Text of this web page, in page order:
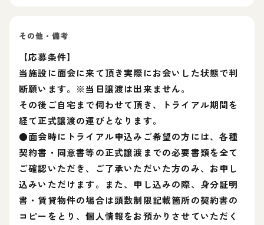
その他・備考
【応募条件】
当施設に面会に来て頂き実際にお会いした状態で判
断願います。※当日譲渡は出来ません。
その後ご自宅まで伺わせて頂き、トライアル期間を
経て正式譲渡の運びとなります。
●面会時にトライアル申込みご希望の方には、各種
契約書・同意書等の正式譲渡までの必要書類を全て
ご確認いただき、ご了承いただいた方のみ、お申し
込みいただけます。また、申し込みの際、身分証明
書・賃貸物件の場合は頭数制限記載箇所の契約書の
コピーをとり、個人情報をお預かりさせていただく